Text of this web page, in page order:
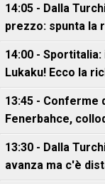
14:05 - Dalla
prezzo: spunta la
14:00 -
Lukaku! Ecco la
13:45 - Conferme
Fenerbahce,
13:30 - Dalla
avanza ma c'è